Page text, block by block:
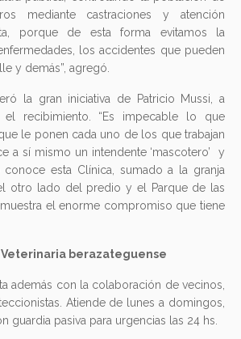
la gran iniciativa de Patricio Mussi, a
el recibimiento. “Es impecable lo que
le ponen cada uno de los que trabajan
a sí mismo un intendente ‘mascotero’ y
otro lado del predio y el Parque de las
el enorme compromiso que tiene
berazateguense
además con la colaboración de vecinos,
Atiende de lunes a domingos,
datos y características, y se publica en
clinicaveterinariamunicipal/
puedan conocerlos y adoptarlos.